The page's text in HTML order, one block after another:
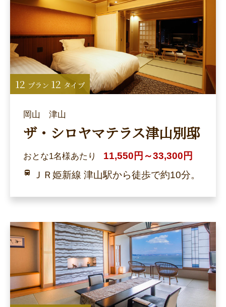
岡山 津山
ザ・シロヤマテラス津山別邸
おとな1名様あたり
11,550円～33,300円
ＪＲ姫新線 津山駅から徒歩で約10分。
12 プラン 12 タイプ